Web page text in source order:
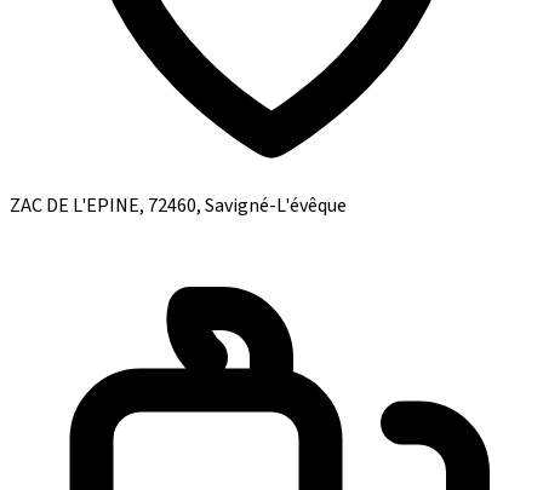
ZAC DE L'EPINE, 72460, Savigné-L'évêque